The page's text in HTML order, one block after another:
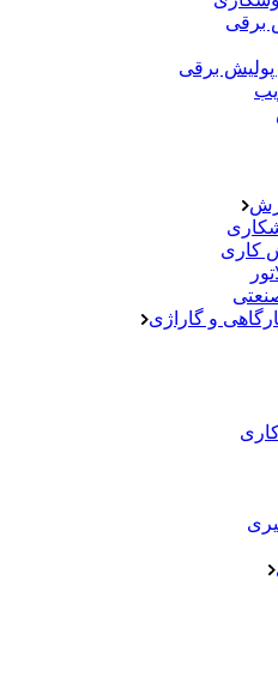
برقی
پولیش برقی
کاری
و گاراژی